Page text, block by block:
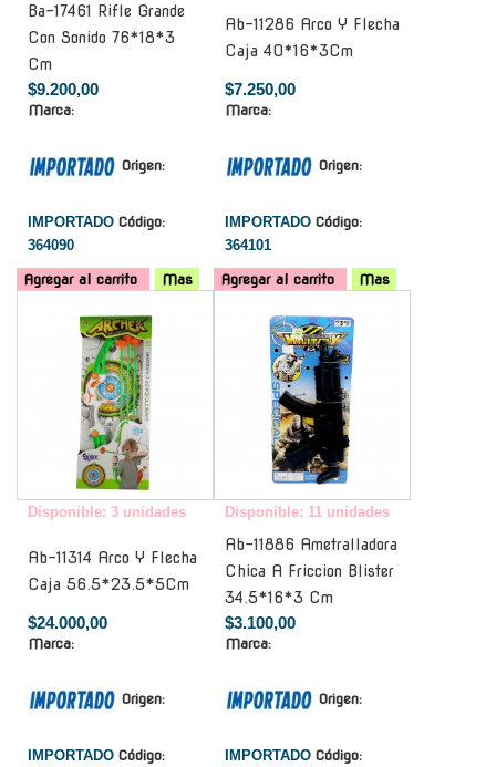
Ba-17461 Rifle Grande
Con Sonido 76*18*3
Cm
$9.200,00
Marca:
Origen:
IMPORTADO Código:
364090
Agregar al carrito Mas
Ab-11286 Arco Y Flecha
Caja 40*16*3Cm
$7.250,00
Marca:
Origen:
IMPORTADO Código:
364101
Agregar al carrito
Mas
Disponible: 3 unidades
Ab-11314 Arco Y Flecha
Caja 56.5*23.5*5Cm
$24.000,00
Marca:
Origen:
IMPORTADO Código:
Disponible: 11 unidades
Ab-11886 Ametralladora
Chica A Friccion Blister
34.5*16*3 Cm
$3.100,00
Marca:
Origen:
IMPORTADO Código: